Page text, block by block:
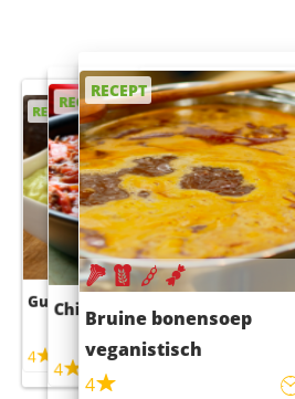
RECEPT
Guacamole
4
RECEPT
Chili con carne
4
RECEPT
Bruine bonensoep
veganistisch
4
RECEPT
Sushi rijstsalade
maaltijdsalade
RECEPT
4